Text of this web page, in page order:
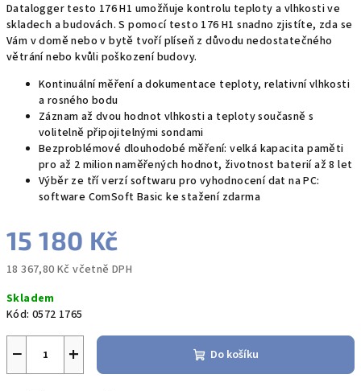
Datalogger testo 176 H1 umožňuje kontrolu teploty a vlhkosti ve
skladech a budovách. S pomocí testo 176 H1 snadno zjistíte, zda se
Vám v domě nebo v bytě tvoří plíseň z důvodu nedostatečného
větrání nebo kvůli poškození budovy.
Kontinuální měření a dokumentace teploty, relativní vlhkosti
a rosného bodu
Záznam až dvou hodnot vlhkosti a teploty současně s
volitelně připojitelnými sondami
Bezproblémové dlouhodobé měření: velká kapacita paměti
pro až 2 milion naměřených hodnot, životnost baterií až 8 let
Výběr ze tří verzí softwaru pro vyhodnocení dat na PC:
software ComSoft Basic ke stažení zdarma
15 180 Kč
18 367,80 Kč včetně DPH
cena:
Skladem
Kód: 0572 1765
+
− Do košíku